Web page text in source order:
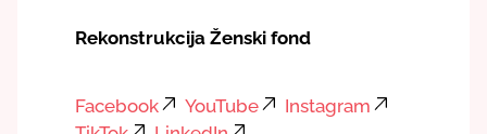
Rekonstrukcija Ženski fond
Facebook YouTube
Instagram